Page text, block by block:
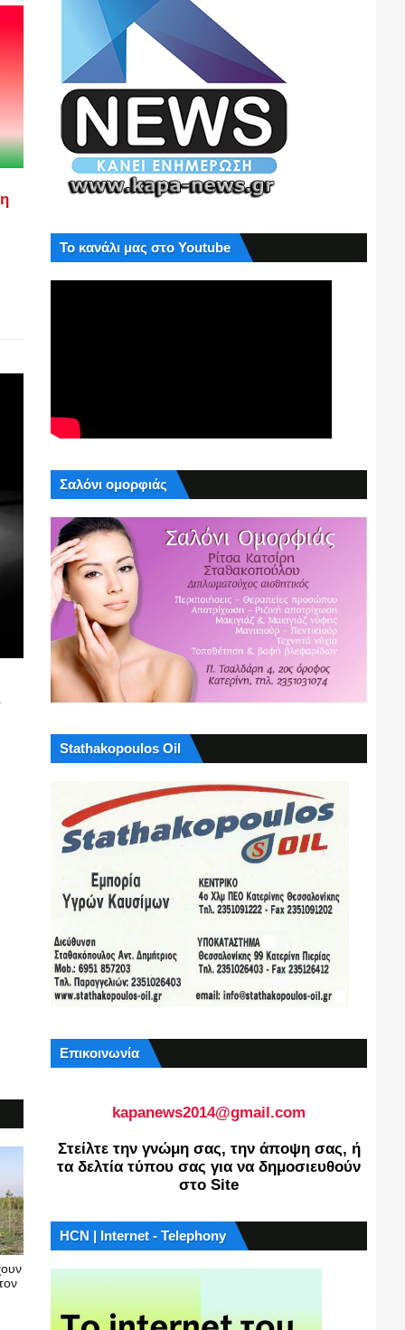
Το κανάλι μας στο Youtube
Σαλόνι ομορφιάς
Stathakopoulos Oil
Επικοινωνία
kapanews2014@gmail.com
Στείλτε την γνώμη σας, την άποψη σας, ή
τα δελτία τύπου σας για να δημοσιευθούν
στο Site
HCN | Internet - Telephony